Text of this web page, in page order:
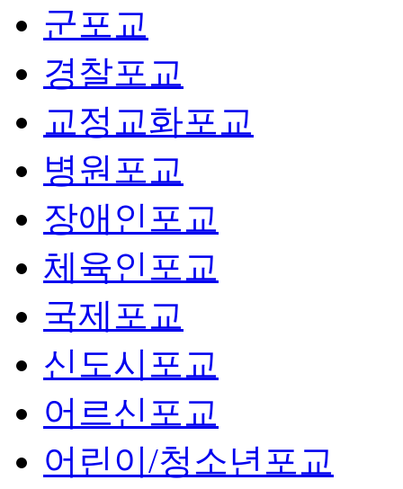
군포교
경찰포교
교정교화포교
병원포교
장애인포교
체육인포교
국제포교
신도시포교
어르신포교
어린이/청소년포교